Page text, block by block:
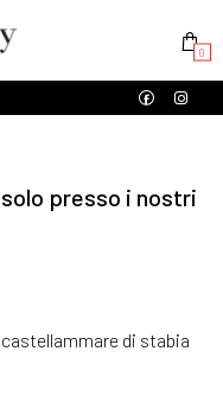
0
presso i nostri
di stabia